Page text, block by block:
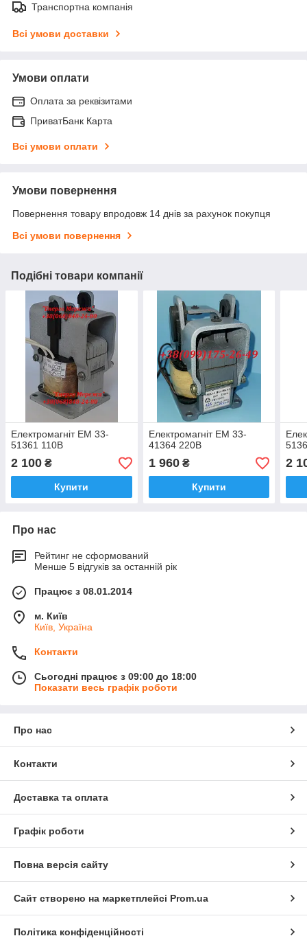
Транспортна компанія
Всі умови доставки
Умови оплати
Оплата за реквізитами
ПриватБанк Карта
Всі умови оплати
Умови повернення
Повернення товару впродовж 14 днів за рахунок покупця
Всі умови повернення
Подібні товари компанії
Електромагніт ЕМ 33-
51361 110В
2 100 ₴
Купити
Електромагніт ЕМ 33-
41364 220В
1 960₴
Купити
2
Про нас
Рейтинг не сформований
Менше 5 відгуків за останній рік
Працює з 08.01.2014
м. Київ
Київ, Україна
Контакти
Сьогодні працює з 09:00 до 18:00
Показати весь графік роботи
Про нас
Контакти
Доставка та оплата
Графік роботи
Повна версія сайту
Сайт створено на маркетплейсі Prom.ua
Політика конфіденційності